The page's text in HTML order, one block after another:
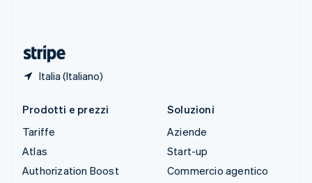
Italia (Italiano)
Prodotti e prezzi
Tariffe
Atlas
Authorization Boost
Soluzioni
Aziende
Start-up
Commercio agentico